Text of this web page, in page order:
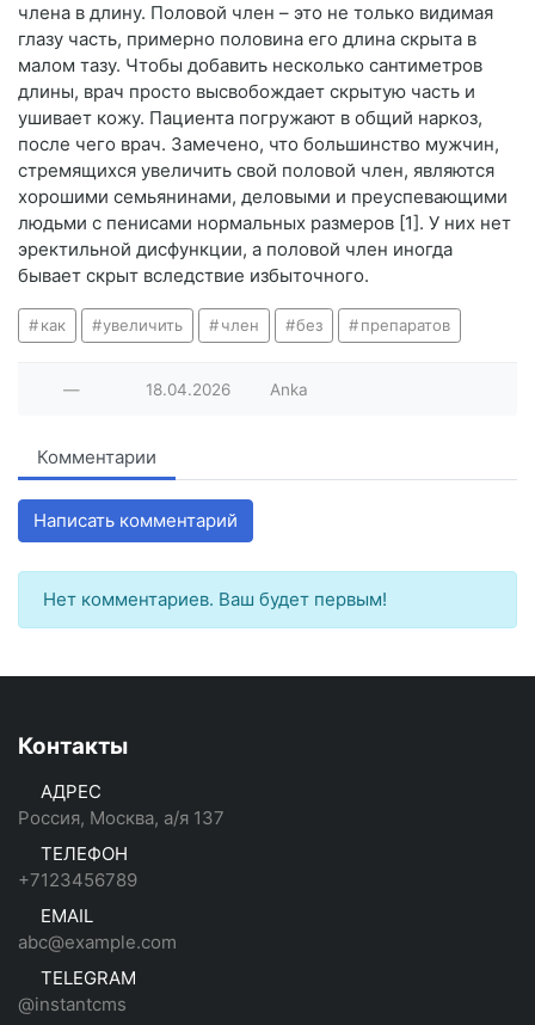
члена в длину. Половой член – это не только видимая
глазу часть, примерно половина его длина скрыта в
малом тазу. Чтобы добавить несколько сантиметров
длины, врач просто высвобождает скрытую часть и
ушивает кожу. Пациента погружают в общий наркоз,
после чего врач. Замечено, что большинство мужчин,
стремящихся увеличить свой половой член, являются
хорошими семьянинами, деловыми и преуспевающими
людьми с пенисами нормальных размеров [1]. У них нет
эректильной дисфункции, а половой член иногда
бывает скрыт вследствие избыточного.
как увеличить член без препаратов
— 18.04.2026 Anka
Комментарии
Написать комментарий
Нет комментариев. Ваш будет первым!
Контакты
АДРЕС
Россия, Москва, а/я 137
ТЕЛЕФОН
+7123456789
EMAIL
abc@example.com
TELEGRAM
@instantcms